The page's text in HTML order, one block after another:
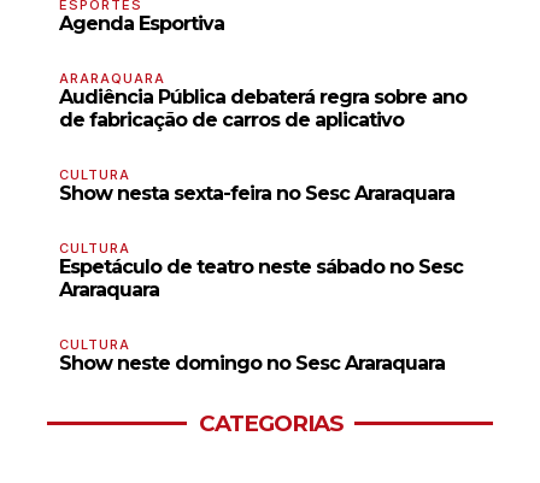
ESPORTES
Agenda Esportiva
ARARAQUARA
Audiência Pública debaterá regra sobre ano
de fabricação de carros de aplicativo
CULTURA
Show nesta sexta-feira no Sesc Araraquara
CULTURA
Espetáculo de teatro neste sábado no Sesc
Araraquara
CULTURA
Show neste domingo no Sesc Araraquara
CATEGORIAS